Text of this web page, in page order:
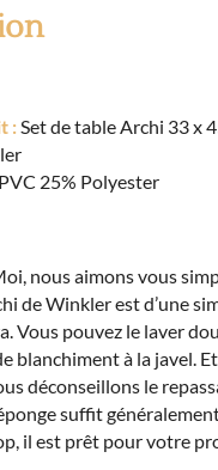
:Set de table Archi 33 x
25% Polyester
nous aimons vous
de Winkler est d’une
Vous pouvez le laver
blanchiment à la javel.
déconseillons le
suffit
il est prêt pour votre